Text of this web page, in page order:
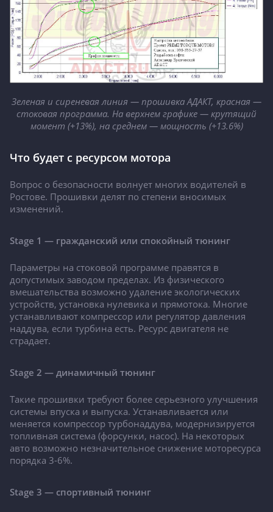
Зеленая и сиреневая линия — прошивка АДАКТ, красная —
стоковая программа. На верхнем графике — крутящий
момент (+13%), на среднем — мощность (+13.6%)
Что будет с ресурсом мотора
Вопрос о безопасности волнует многих водителей в
Ростове. Прошивки делят по степени вносимых
изменений.
Stage 1 — гражданский или спокойный тюнинг
Параметры на стоковой программе правятся в
допустимых заводом пределах. Из физического
вмешательства возможно удаление экологических
устройств, установка нулевика и прямотока. Многие
устанавливают компрессор или регулятор давления
наддува, если турбина есть. Ресурс двигателя не
страдает.
Stage 2 — динамичный тюнинг
Такие прошивки требуют более серьезного улучшения
системы впуска и выпуска. Устанавливается или
меняется компрессор турбонаддува, модернизируется
топливная система (форсунки, насос). На некоторых
авто возможно незначительное снижение моторесурса
порядка 3-6%.
Stage 3 — спортивный тюнинг